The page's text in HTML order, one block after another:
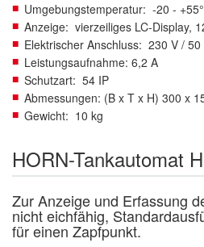
Umgebungstemperatur: -20 -
Anzeige: vierzeiliges LC-Display,
Elektrischer Anschluss: 230 V / 50
Leistungsaufnahme: 6,2 A
Schutzart: 54 IP
Abmessungen: (B x T x H) 300 x
Gewicht: 10 kg
HORN-Tankautomat
Zur Anzeige und Erfassung
nicht eichfähig,
für einen Zapfpunkt.